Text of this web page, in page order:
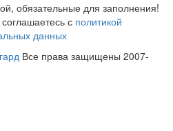
обязательные для заполнения!
с политикой
данных
Все права защищены 2007-